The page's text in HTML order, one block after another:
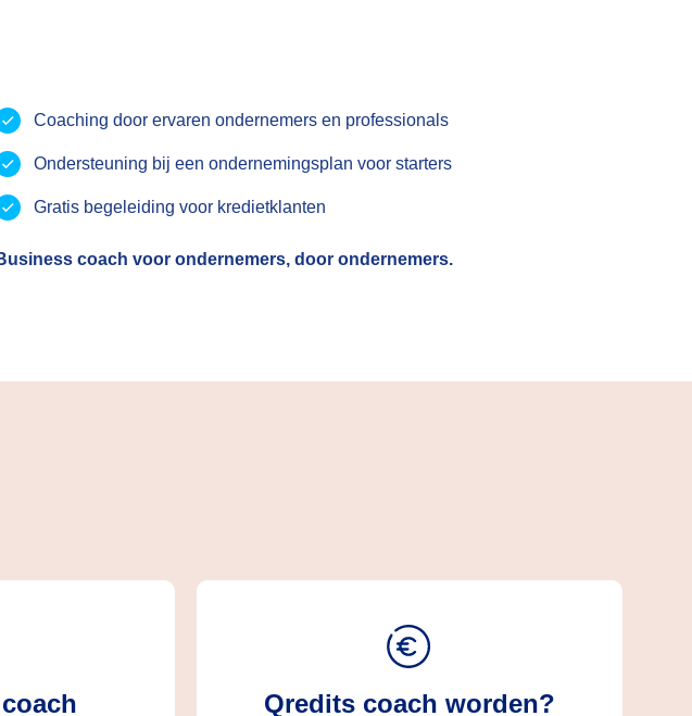
Coaching door ervaren ondernemers en professionals
Ondersteuning bij een ondernemingsplan voor starters
Gratis begeleiding voor kredietklanten
coach voor ondernemers, door ondernemers.
Qredits coach worden?